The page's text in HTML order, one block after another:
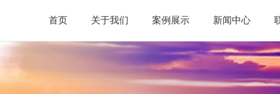
首页 关于我们 案例展示 新闻中心